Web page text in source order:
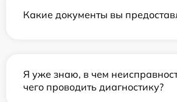
Какие документы вы
Я уже знаю, в чем
чего проводить диагностику?